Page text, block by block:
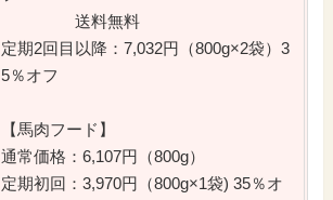
送料無料
定期2回目以降：7,032円（800g×2袋）3
5％オフ
【馬肉フード】
通常価格：6,107円（800g）
定期初回：3,970円（800g×1袋) 35％オ